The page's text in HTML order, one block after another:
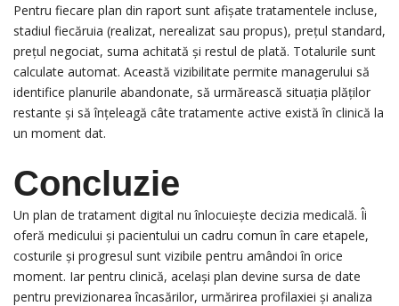
Pentru fiecare plan din raport sunt afișate tratamentele incluse,
stadiul fiecăruia (realizat, nerealizat sau propus), prețul standard,
prețul negociat, suma achitată și restul de plată. Totalurile sunt
calculate automat. Această vizibilitate permite managerului să
identifice planurile abandonate, să urmărească situația plăților
restante și să înțeleagă câte tratamente active există în clinică la
un moment dat.
Concluzie
Un plan de tratament digital nu înlocuiește decizia medicală. Îi
oferă medicului și pacientului un cadru comun în care etapele,
costurile și progresul sunt vizibile pentru amândoi în orice
moment. Iar pentru clinică, același plan devine sursa de date
pentru previzionarea încasărilor, urmărirea profilaxiei și analiza